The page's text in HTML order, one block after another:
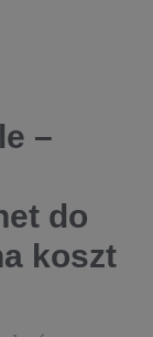
–
do
koszt